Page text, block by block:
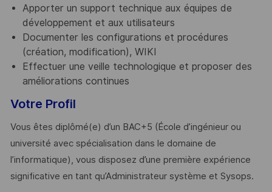
Apporter un support technique aux équipes de
développement et aux utilisateurs
Documenter les configurations et procédures
(création, modification), WIKI
Effectuer une veille technologique et proposer des
améliorations continues
Votre Profil
Vous êtes diplômé(e) d’un BAC+5 (École d’ingénieur ou
université avec spécialisation dans le domaine de
l’informatique), vous disposez d’une première expérience
significative en tant qu’Administrateur système et Sysops.